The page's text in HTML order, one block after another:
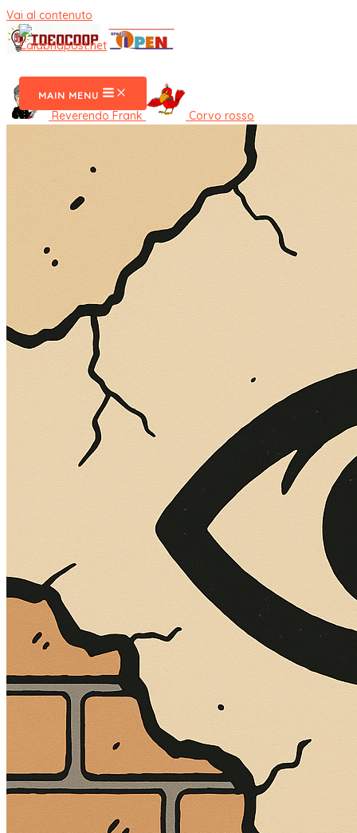
Vai al contenuto
MAIN MENU
Reverendo Frank Corvo rosso